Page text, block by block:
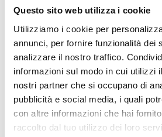
Questo sito web utilizza i cookie
Utilizziamo i cookie per
annunci, per fornire funzionalità dei
analizzare il nostro traffico.
informazioni sul modo in cui utilizzi
nostri partner che si occupano di
pubblicità e social media, i quali
con altre informazioni che hai
raccolto dal tuo utilizzo dei loro